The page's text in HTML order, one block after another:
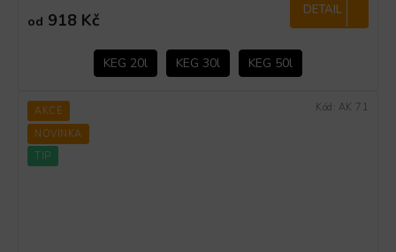
od 918 Kč DETAIL
KEG 20l KEG 30l KEG 50l
AKCE
NOVINKA
TIP
Kód: AK 71